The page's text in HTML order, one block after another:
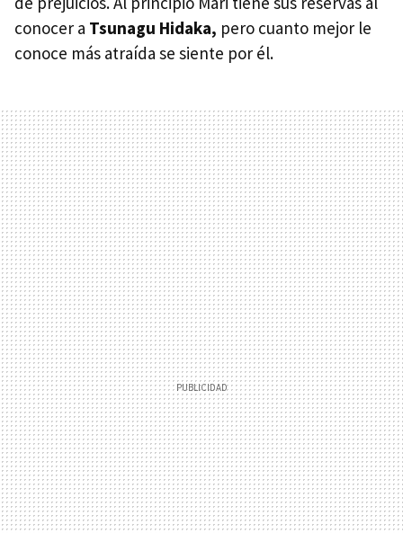
conocer a Tsunagu Hidaka, pero cuanto mejor le
conoce más atraída se siente por él.